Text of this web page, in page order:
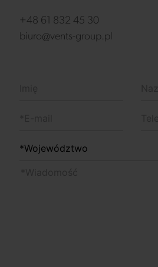
+48 61 832 45 30
biuro@vents-group.pl